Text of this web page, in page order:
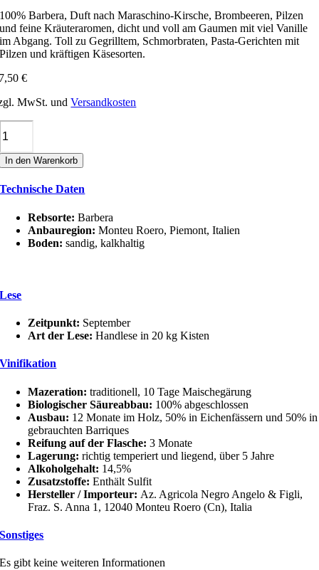
100% Barbera, Duft nach Maraschino-Kirsche, Brombeeren, Pilzen
und feine Kräuteraromen, dicht und voll am Gaumen mit viel Vanille
im Abgang. Toll zu Gegrilltem, Schmorbraten, Pasta-Gerichten mit
Pilzen und kräftigen Käsesorten.
€
MwSt. undVersandkosten
In den Warenkorb
Technische Daten
Rebsorte:Barbera
Anbauregion:Monteu Roero, Piemont, Italien
Boden:sandig, kalkhaltig
Lese
Zeitpunkt: September
Art der Lese:Handlese in 20 kg Kisten
Vinifikation
Mazeration:traditionell, 10 Tage Maischegärung
Biologischer Säureabbau: 100% abgeschlossen
Ausbau: 12 Monate im Holz, 50% in Eichenfässern und 50% in
gebrauchten Barriques
Reifung auf der Flasche:3 Monate
Lagerung: richtig temperiert und liegend, über 5 Jahre
Alkoholgehalt: 14,5%
Zusatzstoffe:Enthält Sulfit
Hersteller / Importeur: Az. Agricola Negro Angelo & Figli,
Fraz. S. Anna 1, 12040 Monteu Roero (Cn), Italia
Sonstiges
Es gibt keine weiteren Informationen